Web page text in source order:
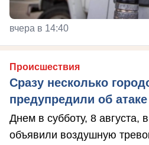
вчера в 14:40
Происшествия
Сразу несколько
предупредили об
Днем в субботу, 8 августа,
объявили воздушную